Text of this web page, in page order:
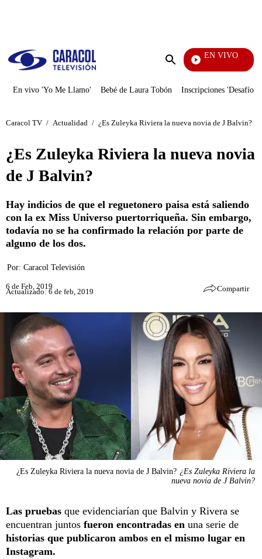
Enviar
EN VIVO
Santa Misa
En vivo 'Yo Me Llamo' Bebé de Laura Tobón Inscripciones 'Desafío'
Caracol TV / Actualidad / ¿Es Zuleyka Riviera la nueva novia de J Balvin?
¿Es Zuleyka Riviera la nueva novia
de J Balvin?
Hay indicios de que el reguetonero paisa está saliendo
con la ex Miss Universo puertorriqueña. Sin embargo,
todavía no se ha confirmado la relación por parte de
alguno de los dos.
Por: Caracol Televisión
6 de Feb, 2019
Actualizado: 6 de feb, 2019 Compartir
¿Es Zuleyka Riviera la nueva novia de J Balvin? ¿Es Zuleyka Riviera la
nueva novia de J Balvin?
Las pruebas que evidenciarían que Balvin y Rivera se
encuentran juntos fueron encontradas en una serie de
historias que publicaron ambos en el mismo lugar en
Instagram.